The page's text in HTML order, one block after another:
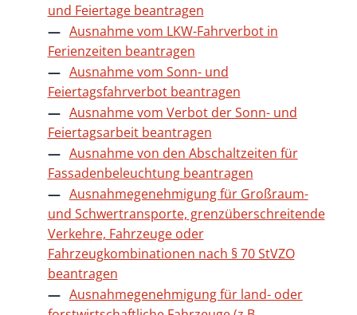
und Feiertage beantragen
Ausnahme vom LKW-Fahrverbot in
Ferienzeiten beantragen
Ausnahme vom Sonn- und
Feiertagsfahrverbot beantragen
Ausnahme vom Verbot der Sonn- und
Feiertagsarbeit beantragen
Ausnahme von den Abschaltzeiten für
Fassadenbeleuchtung beantragen
Ausnahmegenehmigung für Großraum-
und Schwertransporte, grenzüberschreitende
Verkehre, Fahrzeuge oder
Fahrzeugkombinationen nach § 70 StVZO
beantragen
Ausnahmegenehmigung für land- oder